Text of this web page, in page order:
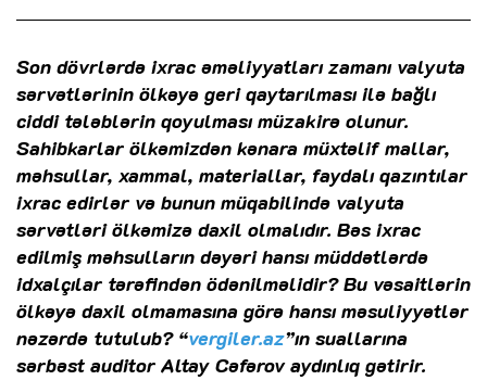
Son dövrlərdə ixrac əməliyyatları zamanı valyuta
sərvətlərinin ölkəyə geri qaytarılması ilə bağlı
ciddi tələblərin qoyulması müzakirə olunur.
Sahibkarlar ölkəmizdən kənara müxtəlif mallar,
məhsullar, xammal, materiallar, faydalı qazıntılar
ixrac edirlər və bunun müqabilində valyuta
sərvətləri ölkəmizə daxil olmalıdır. Bəs ixrac
edilmiş məhsulların dəyəri hansı müddətlərdə
idxalçılar tərəfindən ödənilməlidir? Bu vəsaitlərin
ölkəyə daxil olmamasına görə hansı məsuliyyətlər
nəzərdə tutulub? “vergiler.az”ın suallarına
sərbəst auditor Altay Cəfərov aydınlıq gətirir.